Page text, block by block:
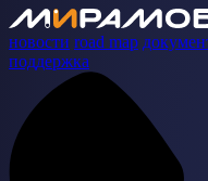
новости road map
поддержка